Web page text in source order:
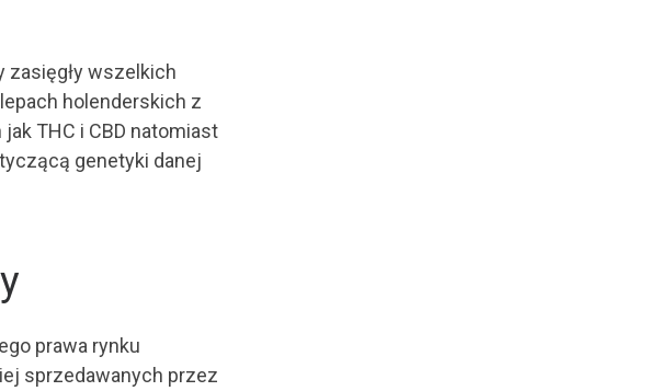
zasięgły wszelkich
holenderskich z
THC i CBD natomiast
genetyki danej
prawa rynku
sprzedawanych przez